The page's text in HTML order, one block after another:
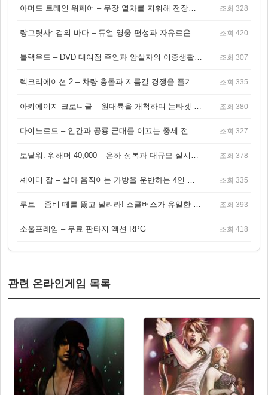
아머드 트레인 워페어 – 무장 열차를 지휘해 전장을 돌파하는 생존 전투 게임 조회 328
랑그릿사: 검의 바다 – 듀얼 영웅 편성과 자유로운 탐험을 결합한 판타지 전략 RPG 조회 420
블랙우드 – DVD 대여점 주인과 암살자의 이중생활을 그린 3인칭 액션 스릴러 게임 조회 307
렉크리에이션 2 – 차량 충돌과 지름길 경쟁을 즐기는 오픈월드 아케이드 레이싱 게임 조회 335
아키에이지 크로니클 – 원대륙을 개척하며 논타겟 전투를 즐기는 오픈월드 MMORPG 조회 380
다이노로드 – 인간과 공룡 군대를 이끄는 중세 전략 액션 RPG 조회 327
토탈워: 워해머 40,000 – 은하 정복과 대규모 실시간 전투가 결합된 전략 게임! 조회 378
셰이디 잡 – 살아 움직이는 가방을 운반하는 4인 협동 물리 어드벤처 게임 조회 335
루트 – 좀비 떼를 뚫고 달려라! 스쿨버스가 유일한 집이 되는 4인 협동 생존 게임 조회 393
소울프레임 – 무료 판타지 액션 RPG 조회 418
관련 온라인게임 목록